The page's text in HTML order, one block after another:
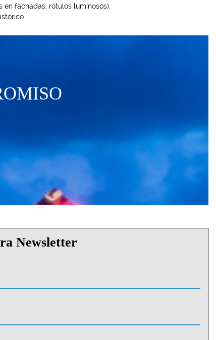
en fachadas, rótulos luminosos).
Newsletter